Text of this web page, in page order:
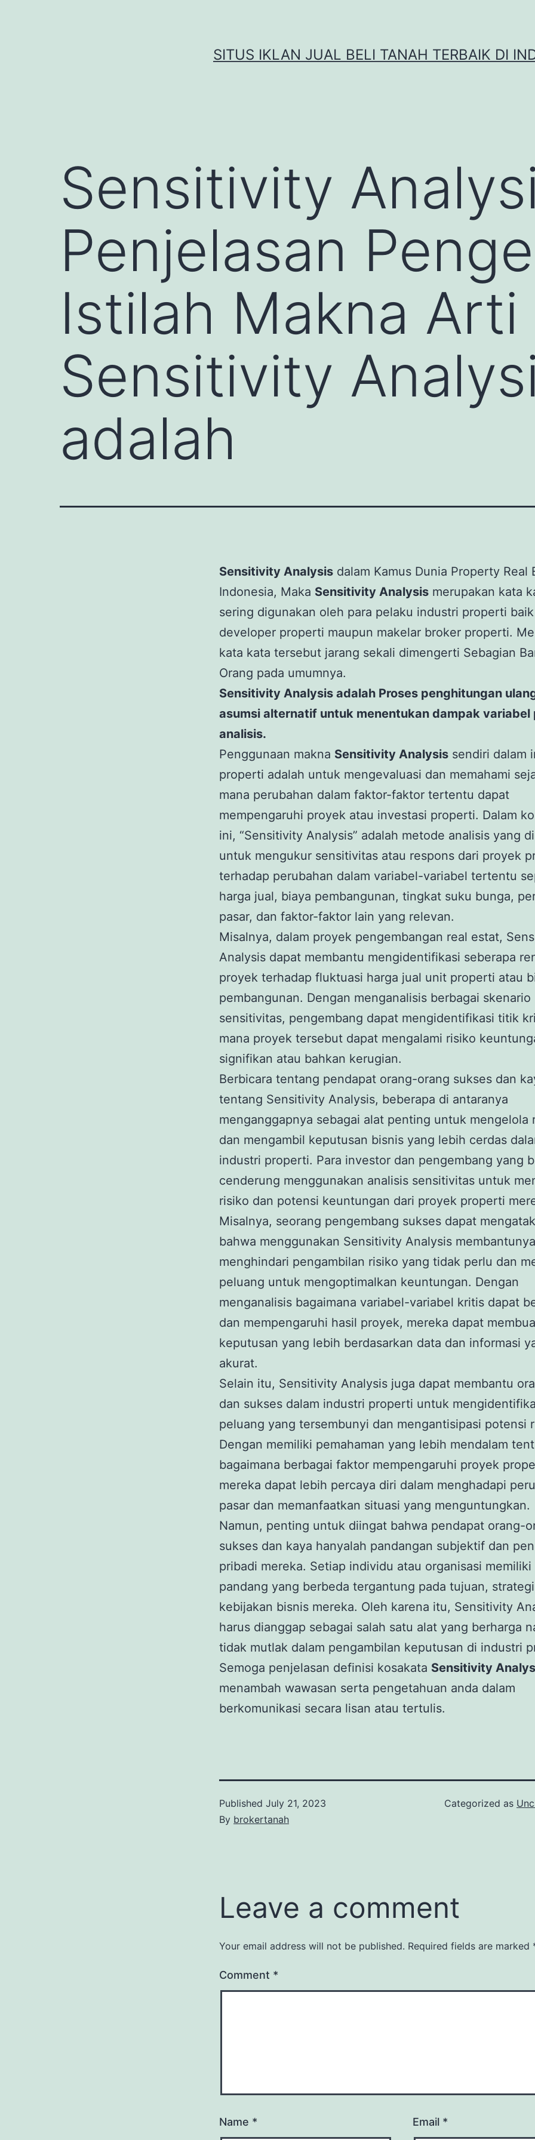
SITUS IKLAN JUAL BELI TANAH TERBAIK DI
Sensitivity
Penjelasan
Istilah Makna Arti
Sensitivity
adalah
Sensitivity Analysis dalam Kamus Dunia Property Real
Indonesia, Maka Sensitivity Analysis merupakan kata
sering digunakan oleh para pelaku industri properti baik
developer properti maupun makelar broker properti.
kata kata tersebut jarang sekali dimengerti Sebagian
Orang pada umumnya.
Sensitivity Analysis adalah Proses penghitungan
asumsi alternatif untuk menentukan dampak variabel
analisis.
Penggunaan makna Sensitivity Analysis sendiri dalam
properti adalah untuk mengevaluasi dan memahami
mana perubahan dalam faktor-faktor tertentu dapat
mempengaruhi proyek atau investasi properti. Dalam
ini, “Sensitivity Analysis” adalah metode analisis yang
untuk mengukur sensitivitas atau respons dari proyek
terhadap perubahan dalam variabel-variabel tertentu
harga jual, biaya pembangunan, tingkat suku bunga,
pasar, dan faktor-faktor lain yang relevan.
Misalnya, dalam proyek pengembangan real estat,
Analysis dapat membantu mengidentifikasi seberapa
proyek terhadap fluktuasi harga jual unit properti atau
pembangunan. Dengan menganalisis berbagai skenario
sensitivitas, pengembang dapat mengidentifikasi titik
mana proyek tersebut dapat mengalami risiko
signifikan atau bahkan kerugian.
Berbicara tentang pendapat orang-orang sukses dan
tentang Sensitivity Analysis, beberapa di antaranya
menganggapnya sebagai alat penting untuk mengelola
dan mengambil keputusan bisnis yang lebih cerdas
industri properti. Para investor dan pengembang yang
cenderung menggunakan analisis sensitivitas untuk
risiko dan potensi keuntungan dari proyek properti
Misalnya, seorang pengembang sukses dapat
bahwa menggunakan Sensitivity Analysis membantunya
menghindari pengambilan risiko yang tidak perlu dan
peluang untuk mengoptimalkan keuntungan. Dengan
menganalisis bagaimana variabel-variabel kritis dapat
dan mempengaruhi hasil proyek, mereka dapat
keputusan yang lebih berdasarkan data dan informasi
akurat.
Selain itu, Sensitivity Analysis juga dapat membantu
dan sukses dalam industri properti untuk
peluang yang tersembunyi dan mengantisipasi potensi
Dengan memiliki pemahaman yang lebih mendalam
bagaimana berbagai faktor mempengaruhi proyek
mereka dapat lebih percaya diri dalam menghadapi
pasar dan memanfaatkan situasi yang menguntungkan.
Namun, penting untuk diingat bahwa pendapat orang-
sukses dan kaya hanyalah pandangan subjektif dan
pribadi mereka. Setiap individu atau organisasi
pandang yang berbeda tergantung pada tujuan,
kebijakan bisnis mereka. Oleh karena itu, Sensitivity
harus dianggap sebagai salah satu alat yang berharga
tidak mutlak dalam pengambilan keputusan di industri
Semoga penjelasan definisi kosakata Sensitivity
menambah wawasan serta pengetahuan anda dalam
berkomunikasi secara lisan atau tertulis.
Published July 21, 2023
By brokertanah
Categorized as
Leave a comment
Your email address will not be published. Required fields are marked
Comment *
Name * Email *